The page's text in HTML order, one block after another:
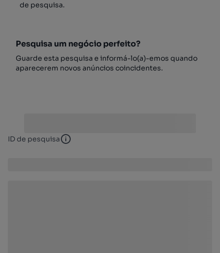
de pesquisa.
Pesquisa um negócio perfeito?
Guarde esta pesquisa e informá-lo(a)-emos quando
aparecerem novos anúncios coincidentes.
ID de pesquisa ID de pesquisa